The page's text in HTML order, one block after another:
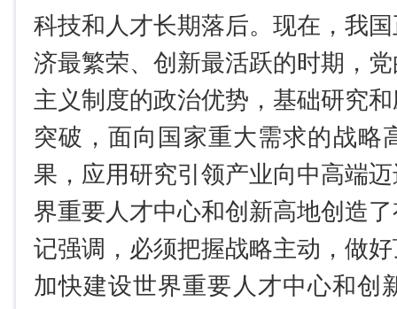
科技和人才长期落后。现在，我
济最繁荣、创新最活跃的时期，
主义制度的政治优势，基础研究
突破，面向国家重大需求的战略
果，应用研究引领产业向中高端
界重要人才中心和创新高地创造
记强调，必须把握战略主动，做
加快建设世界重要人才中心和创